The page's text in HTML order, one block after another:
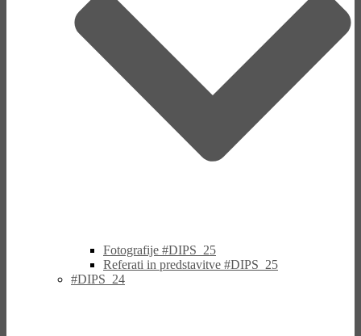
Fotografije #DIPS_25
Referati in predstavitve #DIPS_25
#DIPS_24